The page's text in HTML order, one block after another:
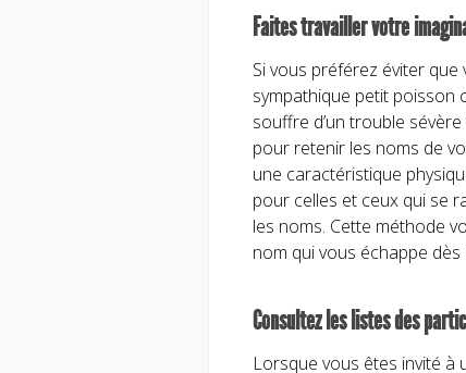
Faites travailler votre
Si vous préférez éviter
sympathique petit poisson
souffre d’un trouble
pour retenir les noms de
une caractéristique
pour celles et ceux qui se
les noms. Cette méthode
nom qui vous échappe
Consultez les listes des
Lorsque vous êtes invité à